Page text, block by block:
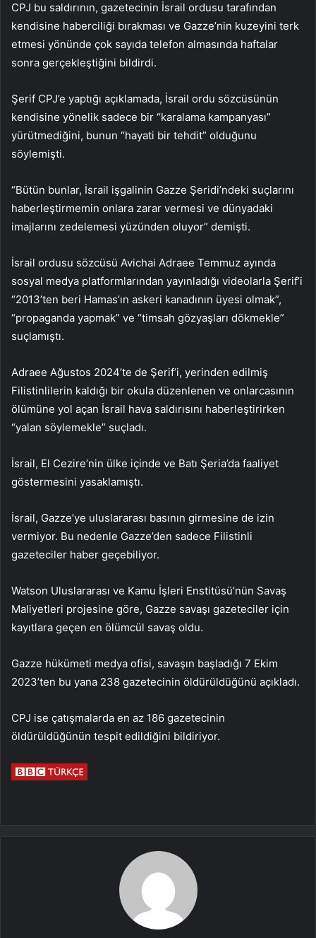
CPJ bu saldırının, gazetecinin İsrail ordusu tarafından
kendisine haberciliği bırakması ve Gazze’nin kuzeyini terk
etmesi yönünde çok sayıda telefon almasında haftalar
sonra gerçekleştiğini bildirdi.
Şerif CPJ’e yaptığı açıklamada, İsrail ordu sözcüsünün
kendisine yönelik sadece bir “karalama kampanyası”
yürütmediğini, bunun “hayati bir tehdit” olduğunu
söylemişti.
“Bütün bunlar, İsrail işgalinin Gazze Şeridi’ndeki suçlarını
haberleştirmemin onlara zarar vermesi ve dünyadaki
imajlarını zedelemesi yüzünden oluyor” demişti.
İsrail ordusu sözcüsü Avichai Adraee Temmuz ayında
sosyal medya platformlarından yayınladığı videolarla Şerif’i
“2013’ten beri Hamas’ın askeri kanadının üyesi olmak”,
“propaganda yapmak” ve “timsah gözyaşları dökmekle”
suçlamıştı.
Adraee Ağustos 2024’te de Şerif’i, yerinden edilmiş
Filistinlilerin kaldığı bir okula düzenlenen ve onlarcasının
ölümüne yol açan İsrail hava saldırısını haberleştirirken
“yalan söylemekle” suçladı.
İsrail, El Cezire’nin ülke içinde ve Batı Şeria’da faaliyet
göstermesini yasaklamıştı.
İsrail, Gazze’ye uluslararası basının girmesine de izin
vermiyor. Bu nedenle Gazze’den sadece Filistinli
gazeteciler haber geçebiliyor.
Watson Uluslararası ve Kamu İşleri Enstitüsü’nün Savaş
Maliyetleri projesine göre, Gazze savaşı gazeteciler için
kayıtlara geçen en ölümcül savaş oldu.
Gazze hükümeti medya ofisi, savaşın başladığı 7 Ekim
2023’ten bu yana 238 gazetecinin öldürüldüğünü açıkladı.
CPJ ise çatışmalarda en az 186 gazetecinin
öldürüldüğünün tespit edildiğini bildiriyor.